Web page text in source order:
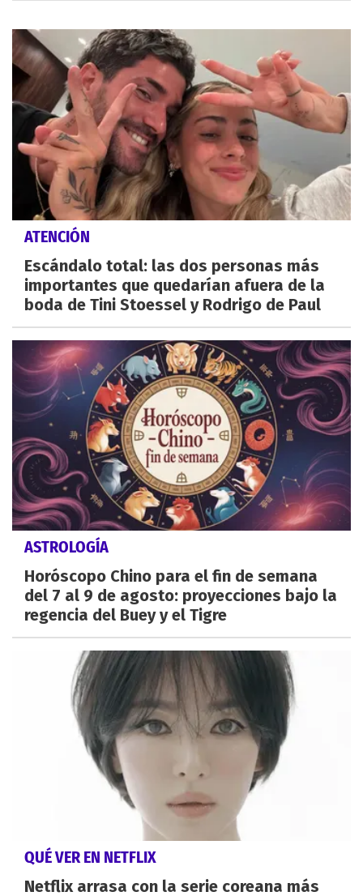
ATENCIÓN
Escándalo total: las dos personas más
importantes que quedarían afuera de la
boda de Tini Stoessel y Rodrigo de Paul
ASTROLOGÍA
Horóscopo Chino para el fin de semana
del 7 al 9 de agosto: proyecciones bajo la
regencia del Buey y el Tigre
QUÉ VER EN NETFLIX
Netflix arrasa con la serie coreana más